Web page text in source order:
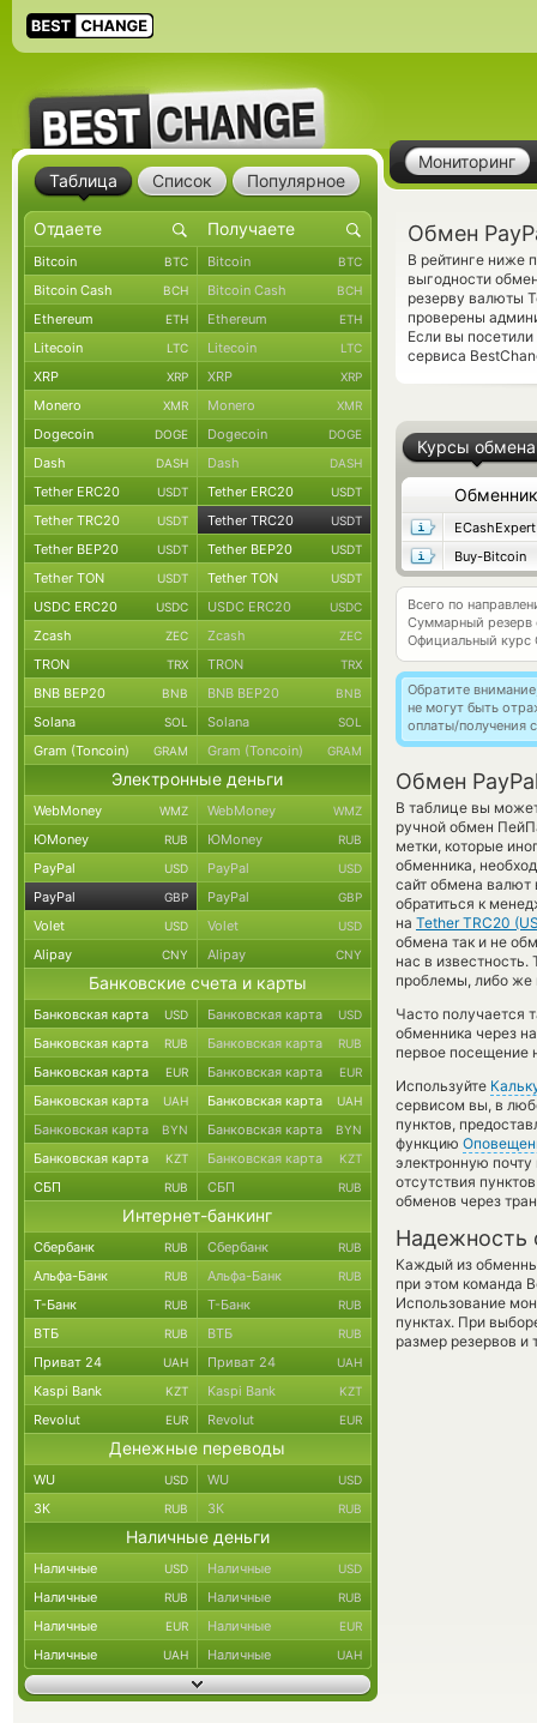
Мониторинг
Обмен
В рейтинге ниже
выгодности
резерву валюты
проверены
Если вы
сервиса
Курсы обмена
Обменник
ECashExpert
Buy-Bitcoin
Всего по
Суммарный резерв
Официальный курс
Обратите
не могут быть
оплаты/получения
Обмен
В таблице вы
ручной обмен
метки, которые
обменника,
сайт обмена валют
обратиться к
на Tether TRC20
обмена так и не
нас в
проблемы, либо же
Часто получается
обменника через
первое посещение
Используйте
сервисом вы, в
пунктов,
функцию
электронную
отсутствия
обменов через
Надежность
Каждый из
при этом команда
Использование
пунктах. При
размер резервов и
Таблица Список Популярное
Bitcoin BTC Bitcoin BTC
Bitcoin Cash BCH Bitcoin Cash BCH
Ethereum ETH Ethereum ETH
Litecoin LTC Litecoin LTC
XRP XRP XRP XRP
Monero XMR Monero XMR
Dogecoin DOGE Dogecoin DOGE
Dash DASH Dash DASH
Tether ERC20 USDT Tether ERC20 USDT
Tether TRC20 USDT Tether TRC20 USDT
Tether BEP20 USDT Tether BEP20 USDT
Tether TON USDT Tether TON USDT
USDC ERC20 USDC USDC ERC20 USDC
Zcash ZEC Zcash ZEC
TRON TRX TRON TRX
BNB BEP20 BNB BNB BEP20 BNB
Solana SOL Solana SOL
Gram (Toncoin) GRAM Gram (Toncoin) GRAM
Электронные деньги
WebMoney WMZ WebMoney WMZ
ЮMoney RUB ЮMoney RUB
PayPal USD PayPal USD
PayPal GBP PayPal GBP
Volet USD Volet USD
Alipay CNY Alipay CNY
Банковские счета и карты
Банковская карта USD Банковская карта USD
Банковская карта RUB Банковская карта RUB
Банковская карта EUR Банковская карта EUR
Банковская карта UAH Банковская карта UAH
Банковская карта BYN Банковская карта BYN
Банковская карта KZT Банковская карта KZT
СБП RUB СБП RUB
Интернет-банкинг
Сбербанк RUB Сбербанк RUB
Альфа-Банк RUB Альфа-Банк RUB
Т-Банк RUB Т-Банк RUB
ВТБ RUB ВТБ RUB
Приват 24 UAH Приват 24 UAH
Kaspi Bank KZT Kaspi Bank KZT
Revolut EUR Revolut EUR
Денежные переводы
WU USD WU USD
ЗК RUB ЗК RUB
Наличные деньги
Наличные USD Наличные USD
Наличные RUB Наличные RUB
Наличные EUR Наличные EUR
Наличные UAH Наличные UAH